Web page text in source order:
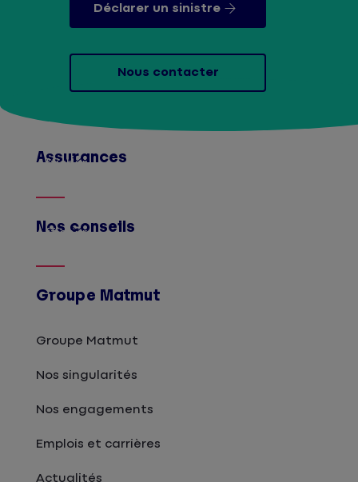
Déclarer un sinistre
Nous contacter
Assurances
Afficher
Nos conseils
Afficher
Groupe Matmut
Groupe Matmut
Nos singularités
Nos engagements
Emplois et carrières
Actualités